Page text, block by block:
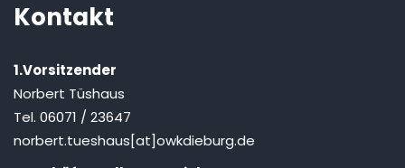
Kontakt
1.Vorsitzender
Norbert Tüshaus
Tel. 06071 / 23647
norbert.tueshaus[at]owkdieburg.de